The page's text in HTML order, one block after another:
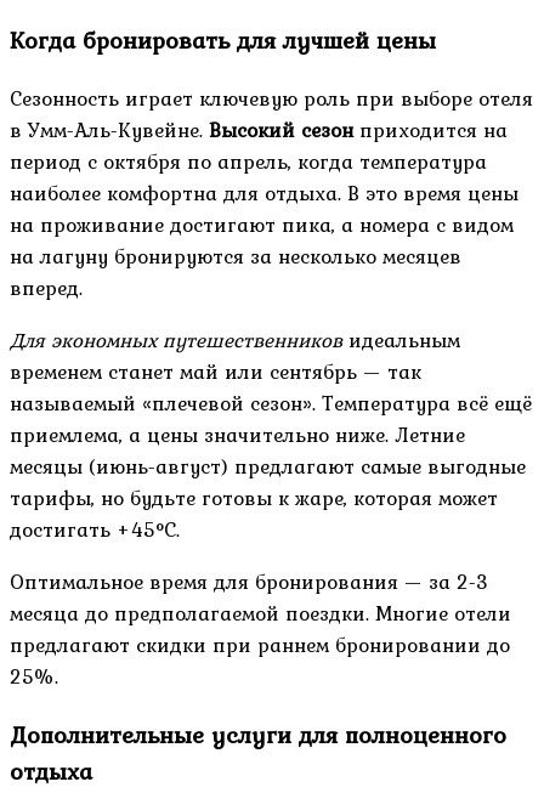
Когда бронировать для лучшей цены
Сезонность играет ключевую роль при выборе отеля
в Умм-Аль-Кувейне.Высокий сезонприходится на
период с октября по апрель, когда температура
наиболее комфортна для отдыха. В это время цены
на проживание достигают пика, а номера с видом
на лагуну бронируются за несколько месяцев
вперед.
Для экономных путешественниковидеальным
временем станет май или сентябрь — так
называемый «плечевой сезон». Температура всё ещё
приемлема, а цены значительно ниже. Летние
месяцы (июнь-август) предлагают самые выгодные
тарифы, но будьте готовы к жаре, которая может
достигать +45°C.
Оптимальное время для бронирования — за 2-3
месяца до предполагаемой поездки. Многие отели
предлагают скидки при раннем бронировании до
25%.
Дополнительные услуги для полноценного
отдыха